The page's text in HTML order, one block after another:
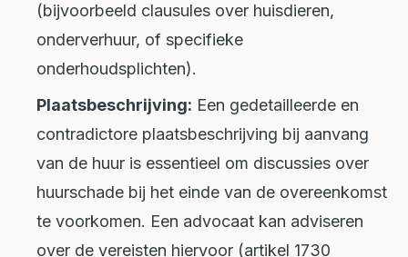
(bijvoorbeeld clausules over huisdieren,
onderverhuur, of specifieke
onderhoudsplichten).
Plaatsbeschrijving: Een gedetailleerde en
contradictore plaatsbeschrijving bij aanvang
van de huur is essentieel om discussies over
huurschade bij het einde van de overeenkomst
te voorkomen. Een advocaat kan adviseren
over de vereisten hiervoor (artikel 1730